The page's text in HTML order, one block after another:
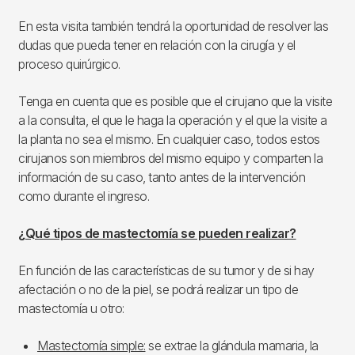
En esta visita también tendrá la oportunidad de resolver las
dudas que pueda tener en relación con la cirugía y el
proceso quirúrgico.
Tenga en cuenta que es posible que el cirujano que la visite
a la consulta, el que le haga la operación y el que la visite a
la planta no sea el mismo. En cualquier caso, todos estos
cirujanos son miembros del mismo equipo y comparten la
información de su caso, tanto antes de la intervención
como durante el ingreso.
¿Qué tipos de mastectomía se pueden realizar?
En función de las características de su tumor y de si hay
afectación o no de la piel, se podrá realizar un tipo de
mastectomía u otro:
Mastectomía simple: se extrae la glándula mamaria, la